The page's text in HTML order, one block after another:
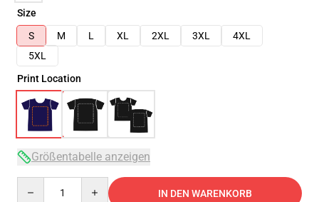
Size
S
M L XL 2XL 3XL
4XL
5XL
Print Location
Größentabelle anzeigen
IN DEN WARENKORB